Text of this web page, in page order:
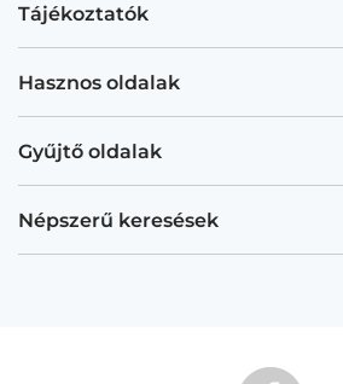
Tájékoztatók
Hasznos oldalak
Gyűjtő oldalak
Népszerű keresések